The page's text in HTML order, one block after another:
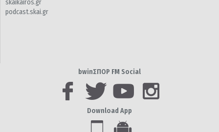
skaikairos.gr
podcast.skai.gr
bwinΣΠΟΡ FM Social
Download App